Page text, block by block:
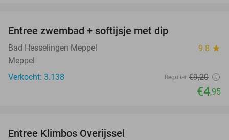
Entree zwembad + softijsje met dip
Bad Hesselingen Meppel 9.8 star
Meppel
Verkocht: 3.138
Regulier €9,20
€4,95
Entree Klimbos Overijssel